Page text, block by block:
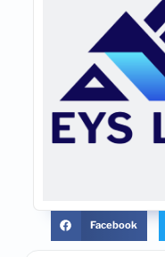
Facebook